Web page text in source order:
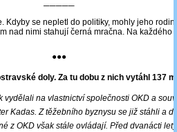
─────
Kdyby se nepletl do politiky, mohly jeho
nad nimi stahují černá mračna. Na každého
●●●
doly. Za tu dobu z nich vytáhl 137
vydělali na vlastnictví společnosti OKD a
Kadas. Z těžebního byznysu se již stáhli a
z OKD však stále ovládají. Před dvanácti